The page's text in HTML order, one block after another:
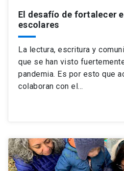
El desafío de fortalecer
escolares
La lectura, escritura y
que se han visto
pandemia. Es por esto que
colaboran con el…